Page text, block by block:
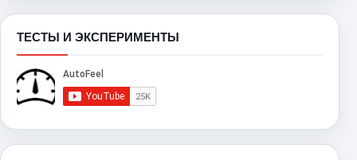
ТЕСТЫ И ЭКСПЕРИМЕНТЫ